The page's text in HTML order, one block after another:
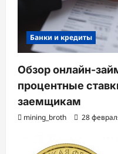
Банки и кредиты
Обзор онлайн-
процентные
заемщикам
mining_broth 28